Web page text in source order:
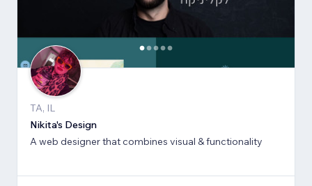
TA, IL
Nikita's Design
A web designer that combines visual & functionality